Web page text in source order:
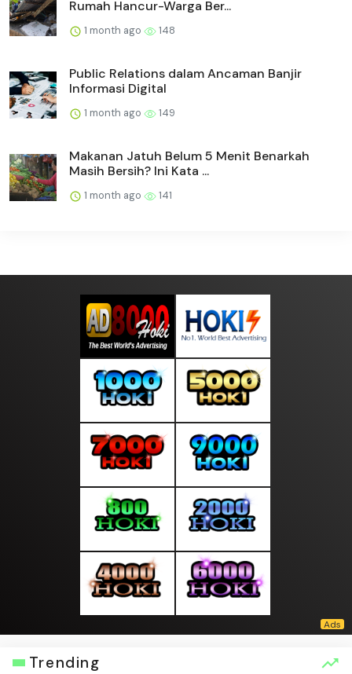
Rumah Hancur-Warga Ber...
1 month ago 148
Public Relations dalam Ancaman Banjir
Informasi Digital
1 month ago 149
Makanan Jatuh Belum 5 Menit Benarkah
Masih Bersih? Ini Kata ...
1 month ago 141
Trending